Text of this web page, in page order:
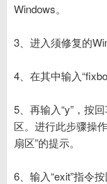
Windows。
3、进入须修复的
4、在其中输入
5、再输入“y”，按
区。进行此步骤操
扇区”的提示。
6、输入“exit”指令